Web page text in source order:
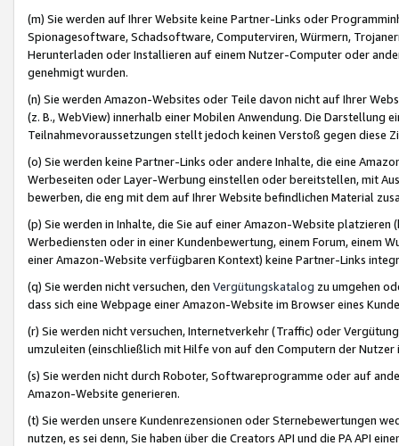
(m) Sie werden auf Ihrer Website keine Partner-Links oder
Spionagesoftware, Schadsoftware, Computerviren, Würmern,
Herunterladen oder Installieren auf einem Nutzer-Computer oder
genehmigt wurden.
(n) Sie werden Amazon-Websites oder Teile davon nicht auf Ihrer
(z. B., WebView) innerhalb einer Mobilen Anwendung. Die Darstellung
Teilnahmevoraussetzungen stellt jedoch keinen Verstoß gegen diese
(o) Sie werden keine Partner-Links oder andere Inhalte, die eine
Werbeseiten oder Layer-Werbung einstellen oder bereitstellen, mit
bewerben, die eng mit dem auf Ihrer Website befindlichen Material
(p) Sie werden in Inhalte, die Sie auf einer Amazon-Website
Werbediensten oder in einer Kundenbewertung, einem Forum, einem
einer Amazon-Website verfügbaren Kontext) keine Partner-Links
(q) Sie werden nicht versuchen, den Vergütungskatalog zu umgehen
dass sich eine Webpage einer Amazon-Website im Browser eines
(r) Sie werden nicht versuchen, Internetverkehr (Traffic) oder
umzuleiten (einschließlich mit Hilfe von auf den Computern der
(s) Sie werden nicht durch Roboter, Softwareprogramme oder auf
Amazon-Website generieren.
(t) Sie werden unsere Kundenrezensionen oder Sternebewertungen
nutzen, es sei denn, Sie haben über die Creators API und die PA API